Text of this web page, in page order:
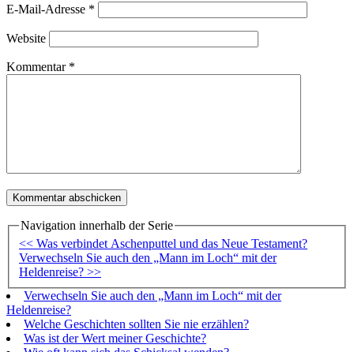
E-Mail-Adresse *
Website
Kommentar *
Navigation innerhalb der Serie
<< Was verbindet Aschenputtel und das Neue Testament?
Verwechseln Sie auch den „Mann im Loch“ mit der
Heldenreise? >>
Verwechseln Sie auch den „Mann im Loch“ mit der
Heldenreise?
Welche Geschichten sollten Sie nie erzählen?
Was ist der Wert meiner Geschichte?